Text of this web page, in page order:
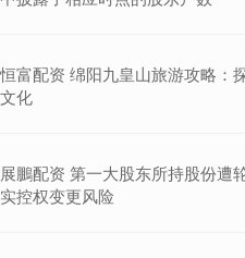
恒富配资 绵阳九皇山旅游攻略：
文化
展鵬配资 第一大股东所持股份遭
实控权变更风险